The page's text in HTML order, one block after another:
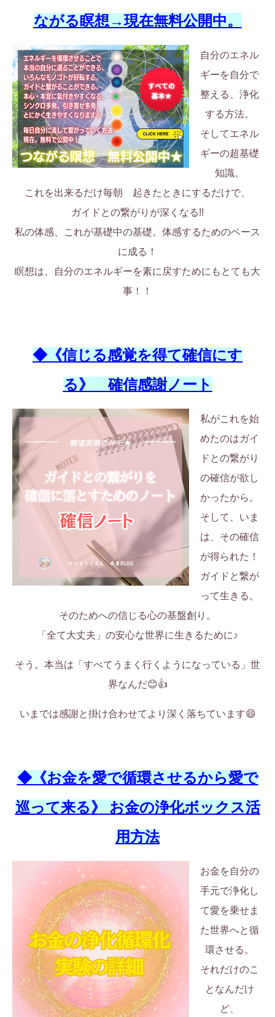
ながる瞑想→現在無料公開中。
自分のエネル
ギーを自分で
整える、浄化
する方法。
そしてエネル
ギーの超基礎
知識。
これを出来るだけ毎朝 起きたときにするだけで、
ガイドとの繋がりが深くなる!!
私の体感、これが基礎中の基礎。体感するためのベース
に成る！
瞑想は、自分のエネルギーを素に戻すためにもとても大
事！！
◆《信じる感覚を得て確信にす
る》 確信感謝ノート
私がこれを始
めたのはガイ
ドとの繋がり
の確信が欲し
かったから。
そして、いま
は、その確信
が得られた！
ガイドと繋が
って生きる。
そのためへの信じる心の基盤創り。
「全て大丈夫」の安心な世界に生きるために♪
そう。本当は「すべてうまく行くようになっている」世
界なんだ😊👍
いまでは感謝と掛け合わせてより深く落ちています😄
◆《お金を愛で循環させるから愛で
巡って来る》 お金の浄化ボックス活
用方法
お金を自分の
手元で浄化し
て愛を乗せま
た世界へと循
環させる。
それだけのこ
となんだけ
ど、